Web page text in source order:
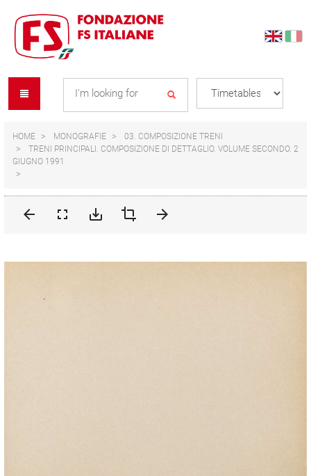
content
navigation
menu
HOME MONOGRAFIE
03. COMPOSIZIONE TRENI
TRENI PRINCIPALI. COMPOSIZIONE DI DETTAGLIO. VOLUME SECONDO. 2
GIUGNO 1991